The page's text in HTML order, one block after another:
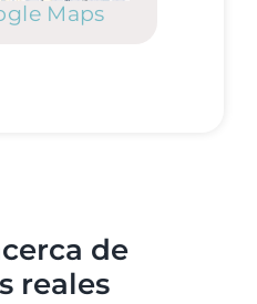
Maps
de
reales